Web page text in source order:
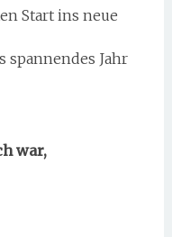
Start ins neue
spannendes Jahr
war,